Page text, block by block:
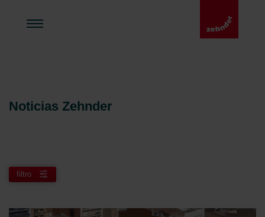
Noticias Zehnder
filtro